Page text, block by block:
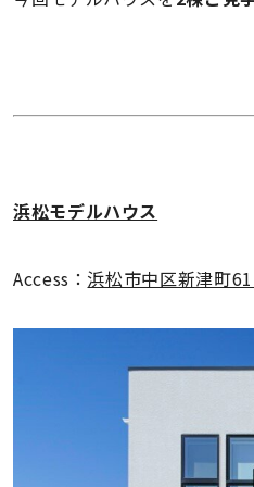
浜松モデルハウス
Access： 浜松市中区新津町